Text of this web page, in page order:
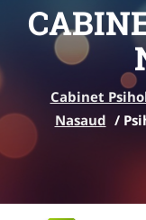
Cabinet
Nasaud /